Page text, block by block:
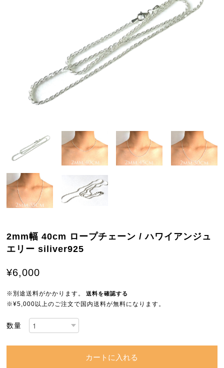
2mm幅 40cm ロープチェーン / ハワイアンジュ
エリー siliver925
¥6,000
※別途送料がかかります。 送料を確認する
※¥5,000以上のご注文で国内送料が無料になります。
数量
カートに入れる